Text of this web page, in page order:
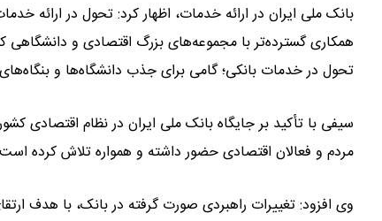
بانک ملی ایران در ارائه خدمات، اظهار کرد: تحول در ارائه
همکاری گسترده‌تر با مجموعه‌های بزرگ اقتصادی و دانشگاهی
تحول در خدمات بانکی؛ گامی برای جذب دانشگاه‌ها و
سیفی با تأکید بر جایگاه بانک ملی ایران در نظام اقتصادی
مردم و فعالان اقتصادی حضور داشته و همواره تلاش کرده
وی افزود: تغییرات راهبردی صورت‌ گرفته در بانک، با هدف